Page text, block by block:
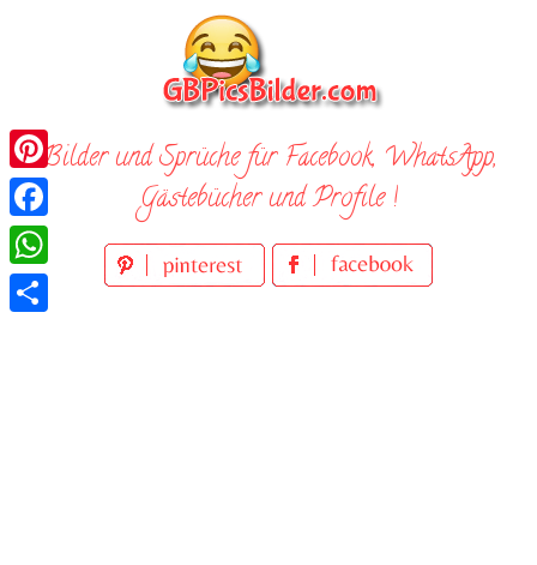
Bilder und Sprüche für Facebook, WhatsApp,
Gästebücher und Profile !
Pinterest
Facebook
WhatsApp